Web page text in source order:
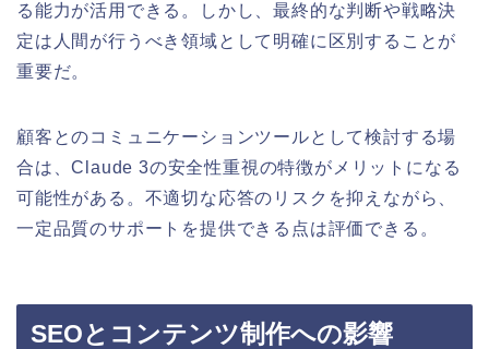
る能力が活用できる。しかし、最終的な判断や戦略決
定は人間が行うべき領域として明確に区別することが
重要だ。
顧客とのコミュニケーションツールとして検討する場
合は、Claude 3の安全性重視の特徴がメリットになる
可能性がある。不適切な応答のリスクを抑えながら、
一定品質のサポートを提供できる点は評価できる。
SEOとコンテンツ制作への影響